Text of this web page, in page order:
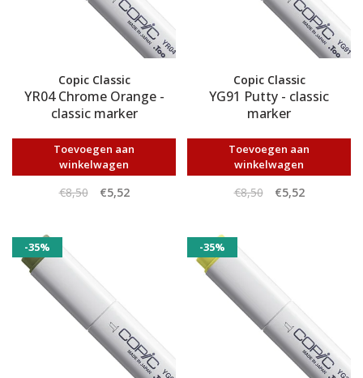
Copic Classic
YR04 Chrome Orange -
classic marker
Toevoegen aan
winkelwagen
€8,50 €5,52
Copic Classic
YG91 Putty - classic
marker
Toevoegen aan
winkelwagen
€8,50 €5,52
-35% -35%